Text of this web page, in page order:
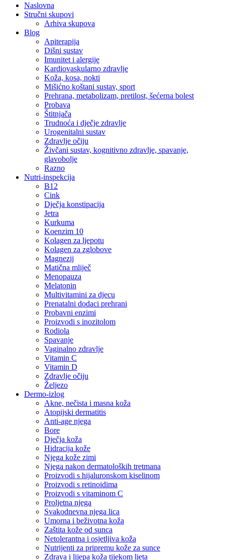
Naslovna
Stručni skupovi
Arhiva skupova
Blog
Apiterapija
Dišni sustav
Imunitet i alergije
Kardiovaskularno zdravlje
Koža, kosa, nokti
Mišićno koštani sustav, sport
Prehrana, metabolizam, pretilost, šećerna bolest
Probava
Štitnjača
Trudnoća i dječje zdravlje
Urogenitalni sustav
Zdravlje očiju
Živčani sustav, kognitivno zdravlje, spavanje,
glavobolje
Razno
Nutri-inspekcija
B12
Cink
Dječja konstipacija
Jetra
Kurkuma
Koenzim 10
Kolagen za ljepotu
Kolagen za zglobove
Magnezij
Matična mliječ
Menopauza
Melatonin
Multivitamini za djecu
Prenatalni dodaci prehrani
Probavni enzimi
Proizvodi s inozitolom
Rodiola
Spavanje
Vaginalno zdravlje
Vitamin C
Vitamin D
Zdravlje očiju
Željezo
Dermo-izlog
Akne, nečista i masna koža
Atopijski dermatitis
Anti-age njega
Bore
Dječja koža
Hidracija kože
Njega kože zimi
Njega nakon dermatoloških tretmana
Proizvodi s hijaluronskom kiselinom
Proizvodi s retinoidima
Proizvodi s vitaminom C
Proljetna njega
Svakodnevna njega lica
Umorna i beživotna koža
Zaštita kože od sunca
Netolerantna i osjetljiva koža
Nutrijenti za pripremu kože za sunce
Zdrava i lijepa koža tijekom ljeta